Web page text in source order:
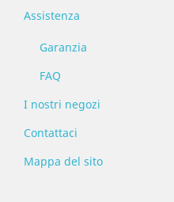
Assistenza
Garanzia
FAQ
I nostri negozi
Contattaci
Mappa del sito